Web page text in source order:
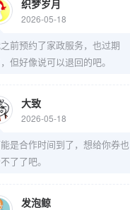
织梦岁月
2026-05-18
前预约了家政服务，也过期
但好像说可以退回的吧。
大致
2026-05-18
是合作时间到了，想给你券也
了了吧。
发泡鲸